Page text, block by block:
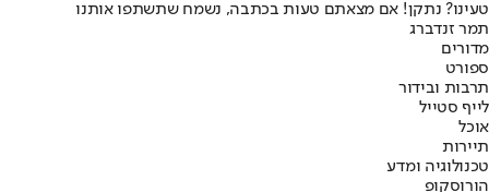
טעינו? נתקן! אם מצאתם טעות בכתבה, נשמח שתשתפו אותנו
תמר זנדברג
מדורים
ספורט
תרבות ובידור
לייף סטייל
אוכל
תיירות
טכנולוגיה ומדע
הורוסקופ